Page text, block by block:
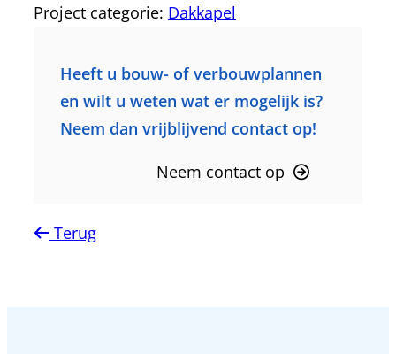
Project categorie: Dakkapel
Heeft u bouw- of verbouwplannen
en wilt u weten wat er mogelijk is?
Neem dan vrijblijvend contact op!
Neem contact op
Terug